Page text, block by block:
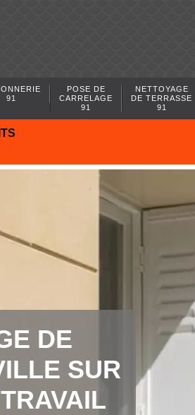
91
POSE DE
CARRELAGE
91
NETTOYAGE
DE TERRASSE
91
DE
SUR